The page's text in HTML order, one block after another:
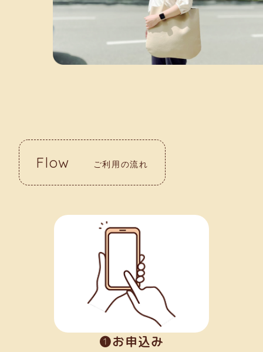
Flow ご利用の流れ
➊お申込み